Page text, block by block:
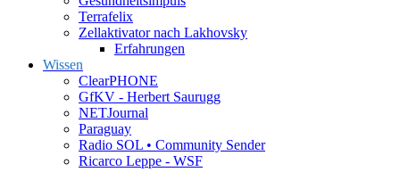
Terrafelix
Zellaktivator nach Lakhovsky
Erfahrungen
Wissen
ClearPHONE
GfKV - Herbert Saurugg
NETJournal
Paraguay
Radio SOL • Community Sender
Ricarco Leppe - WSF